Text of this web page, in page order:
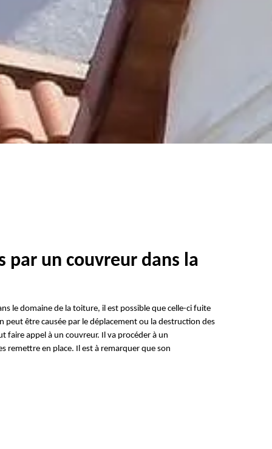
par un couvreur dans la
le domaine de la toiture, il est possible que celle-ci fuite
être causée par le déplacement ou la destruction des
faire appel à un couvreur. Il va procéder à un
remettre en place. Il est à remarquer que son